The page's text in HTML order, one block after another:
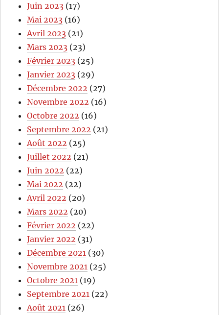
Juin 2023 (17)
Mai 2023 (16)
Avril 2023 (21)
Mars 2023 (23)
Février 2023 (25)
Janvier 2023 (29)
Décembre 2022 (27)
Novembre 2022 (16)
Octobre 2022 (16)
Septembre 2022 (21)
Août 2022 (25)
Juillet 2022 (21)
Juin 2022 (22)
Mai 2022 (22)
Avril 2022 (20)
Mars 2022 (20)
Février 2022 (22)
Janvier 2022 (31)
Décembre 2021 (30)
Novembre 2021 (25)
Octobre 2021 (19)
Septembre 2021 (22)
Août 2021 (26)